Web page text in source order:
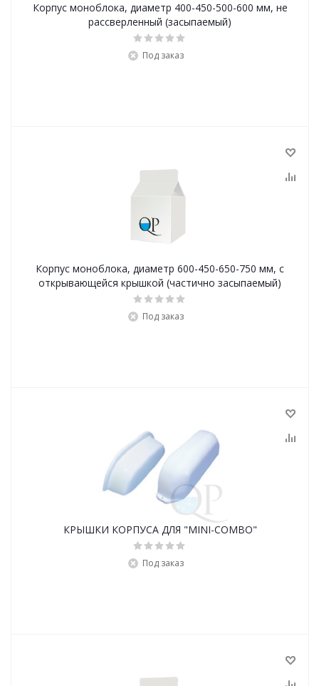
Корпус моноблока, диаметр 400-450-500-600 мм, не
рассверленный (засыпаемый)
Под заказ
Корпус моноблока, диаметр 600-450-650-750 мм, с
открывающейся крышкой (частично засыпаемый)
Под заказ
КРЫШКИ КОРПУСА ДЛЯ "MINI-COMBO"
Под заказ